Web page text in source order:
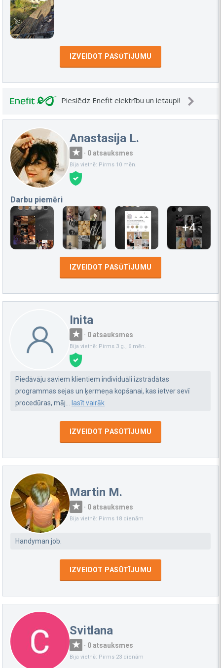
IZVEIDOT PASŪTĪJUMU
Pieslēdz Enefit elektrību un ietaupi!
Anastasija L.
· 0 atsauksmes
Bija vietnē: Pirms 10 mēn.
Darbu piemēri
+4
IZVEIDOT PASŪTĪJUMU
Inita
· 0 atsauksmes
Bija vietnē: Pirms 3 g., 6 mēn.
Piedāvāju saviem klientiem individuāli izstrādātas
programmas sejas un ķermeņa kopšanai, kas ietver sevī
procedūras, māj... lasīt vairāk
IZVEIDOT PASŪTĪJUMU
Martin M.
· 0 atsauksmes
Bija vietnē: Pirms 18 dienām
Handyman job.
IZVEIDOT PASŪTĪJUMU
Svitlana
· 0 atsauksmes
Bija vietnē: Pirms 23 dienām